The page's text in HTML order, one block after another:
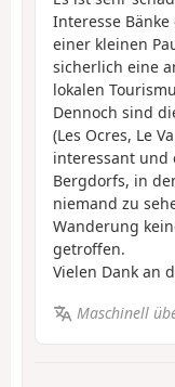
Interesse
einer kleinen
sicherlich eine
lokalen
Dennoch sind
(Les Ocres, Le
interessant und
Bergdorfs, in
niemand zu
Wanderung
getroffen.
Vielen Dank an
Maschinell